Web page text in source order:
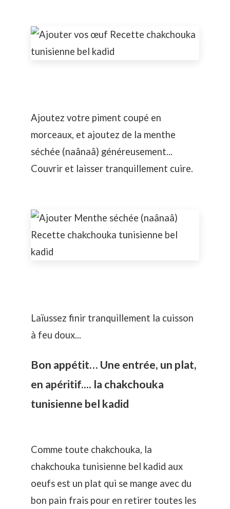
Ajoutez votre piment coupé en
morceaux, et ajoutez de la menthe
séchée (naânaâ) généreusement...
Couvrir et laisser tranquillement cuire.
Laïussez finir tranquillement la cuisson
à feu doux...
Bon appétit… Une entrée, un plat,
en apéritif.... la chakchouka
tunisienne bel kadid
Comme toute chakchouka, la
chakchouka tunisienne bel kadid aux
oeufs est un plat qui se mange avec du
bon pain frais pour en retirer toutes les